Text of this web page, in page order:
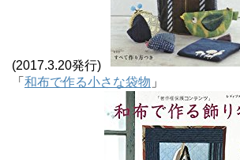
(2017.3.20発行)
「 和布で作る小さな袋物 」